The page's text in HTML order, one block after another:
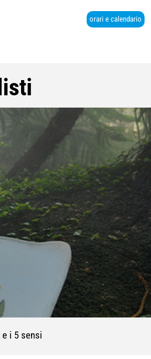
orari e calendario
i 5 sensi